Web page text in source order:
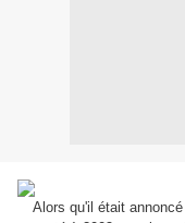
Alors qu'il était